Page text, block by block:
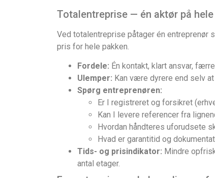
Totalentreprise — én aktør på
Ved totalentreprise påtager én entreprenør
pris for hele pakken.
Fordele: Én kontakt, klart ansvar,
Ulemper: Kan være dyrere end selv
Spørg entreprenøren:
Er I registreret og forsikret
Kan I levere referencer fra
Hvordan håndteres uforudsete
Hvad er garantitid og
Tids- og prisindikator: Mindre
antal etager.